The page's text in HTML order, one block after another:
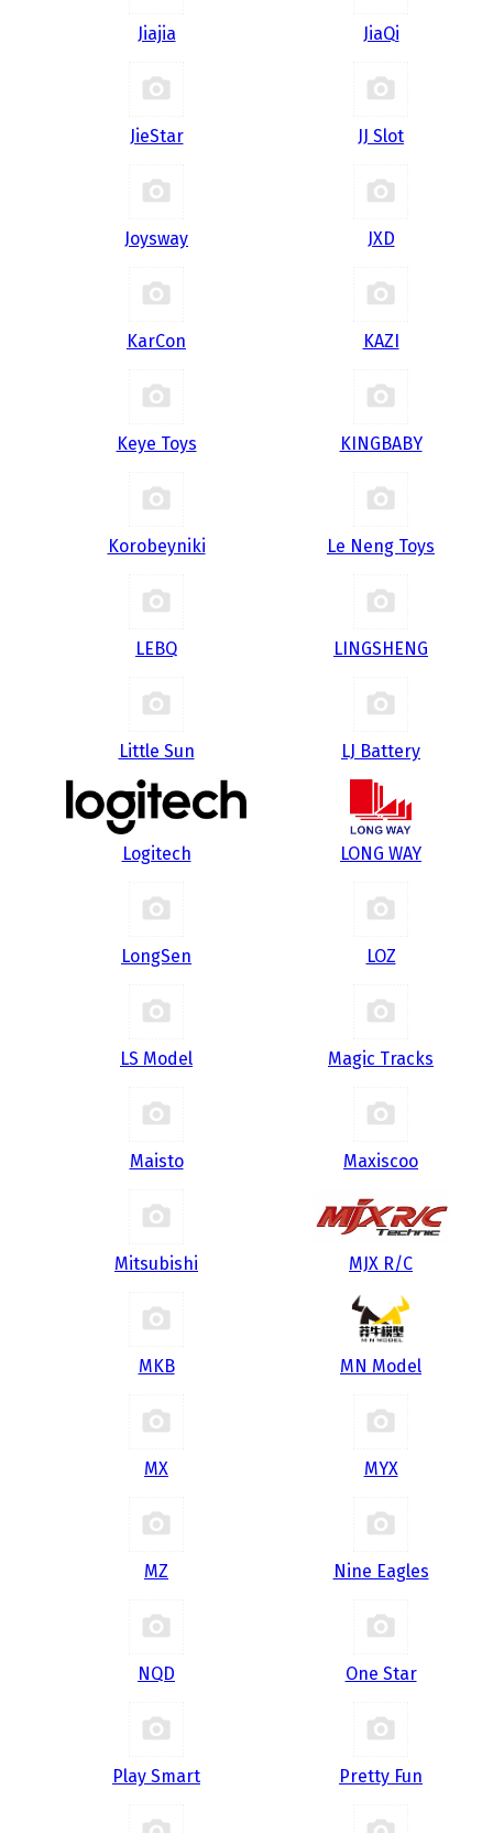
Jiajia JiaQi
JieStar JJ Slot
Joysway JXD
KarCon KAZI
Keye Toys KINGBABY
Korobeyniki Le Neng Toys
LEBQ LINGSHENG
Little Sun LJ Battery
Logitech LONG WAY
LongSen LOZ
LS Model Magic Tracks
Maisto Maxiscoo
Mitsubishi MJX R/C
MKB MN Model
MX MYX
MZ Nine Eagles
NQD One Star
Play Smart Pretty Fun